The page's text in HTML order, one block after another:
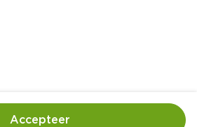
Bereiding
Accepteer